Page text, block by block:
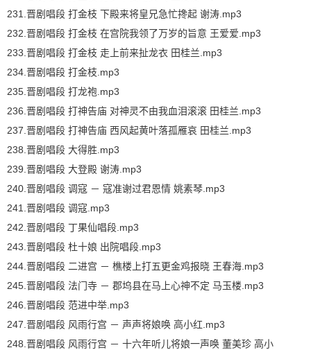
231.晋剧唱段 打金枝 下殿来将皇兄急忙搀起 谢涛.mp3
232.晋剧唱段 打金枝 在宫院我领了万岁的旨意 王爱爱.mp3
233.晋剧唱段 打金枝 走上前来扯龙衣 田桂兰.mp3
234.晋剧唱段 打金枝.mp3
235.晋剧唱段 打龙袍.mp3
236.晋剧唱段 打神告庙 对神灵不由我血泪滚滚 田桂兰.mp3
237.晋剧唱段 打神告庙 西风起黄叶落孤雁哀 田桂兰.mp3
238.晋剧唱段 大得胜.mp3
239.晋剧唱段 大登殿 谢涛.mp3
240.晋剧唱段 调寇 － 寇准谢过君恩情 姚素琴.mp3
241.晋剧唱段 调寇.mp3
242.晋剧唱段 丁果仙唱段.mp3
243.晋剧唱段 杜十娘 出院唱段.mp3
244.晋剧唱段 二进宫 － 樵楼上打五更金鸡报晓 王春海.mp3
245.晋剧唱段 法门寺 － 郡坞县在马上心神不定 马玉楼.mp3
246.晋剧唱段 范进中举.mp3
247.晋剧唱段 风雨行宫 － 声声将娘唤 高小红.mp3
248.晋剧唱段 风雨行宫 － 十六年听儿将娘一声唤 董美珍 高小